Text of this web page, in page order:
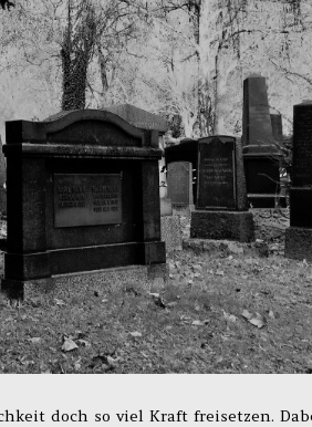
doch so viel Kraft freisetzen.